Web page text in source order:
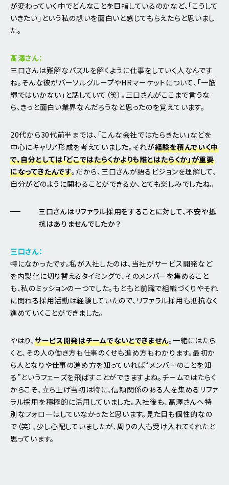
が変わっていく中でどんなことを目指しているのかなど、「こうして
いきたい」という私の想いを面白いと感じてもらえたらと思いまし
た。
髙澤さん：
三口さんは難解なパズルを解くように仕事をしていく人なんです
ね。そんな彼がパーソルグループやHRマーケットについて、「一筋
縄ではいかない」と話していて（笑）。三口さんがここまで言うな
ら、きっと面白い業界なんだろうなと思ったのを覚えています。
20代から30代前半までは、「こんな会社ではたらきたい」などを
中心にキャリア形成を考えていました。それが経験を積んでいく中
で、自分としては「どこではたらくかよりも誰とはたらくか」が重要
になってきたんです。だから、三口さんが語るビジョンを理解して、
自分がどのように関わることができるか、とても楽しみでしたね。
三口さんはリファラル採用をすることに対して、不安や抵
抗はありませんでしたか？
三口さん：
特になかったです。私が入社したのは、当社がサービス開発など
を内製化に切り替えるタイミングで、そのメンバーを集めること
も、私のミッションの一つでした。もともと前職で組織づくりやそれ
に関わる採用活動は経験していたので、リファラル採用も抵抗なく
進めていくことができました。
やはり、サービス開発はチームでないとできません。一緒にはたら
くと、その人の働き方も仕事のくせも進め方もわかります。最初か
ら人となりや仕事の進め方を知っていれば“メンバーのことを知
る”というフェーズを飛ばすことができますよね。チームではたらく
からこそ、立ち上げ当初は特に、信頼関係のある人を集めるリファ
ラル採用を積極的に活用していました。入社後も、髙澤さんへ特
別なフォローはしていなかったと思います。見た目も個性的なの
で（笑）、少し心配していましたが、周りの人も受け入れてくれたと
思っています。